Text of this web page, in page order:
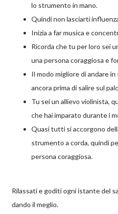
lo strumento in mano.
Quindi non lasciarti
Inizia a far musica e
Ricorda che tu per loro sei
una persona coraggiosa e
Il modo migliore di andare
ancora prima di salire sul
Tu sei un allievo violinista,
che hai imparato durante i
Quasi tutti si accorgono
strumento a corda, quindi
persona coraggiosa.
Rilassati e goditi ogni istante del
dando il meglio.